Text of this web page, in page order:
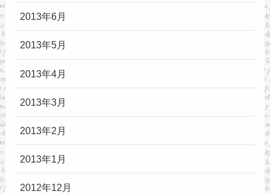
2013年6月
2013年5月
2013年4月
2013年3月
2013年2月
2013年1月
2012年12月